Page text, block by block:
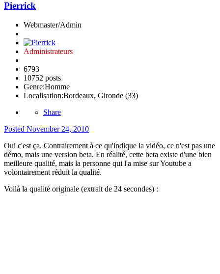
Pierrick
Webmaster/Admin
Administrateurs
6793
10752 posts
Genre:Homme
Localisation:Bordeaux, Gironde (33)
Share
Posted November 24, 2010
Oui c'est ça. Contrairement à ce qu'indique la vidéo, ce n'est pas une
démo, mais une version beta. En réalité, cette beta existe d'une bien
meilleure qualité, mais la personne qui l'a mise sur Youtube a
volontairement réduit la qualité.
Voilà la qualité originale (extrait de 24 secondes) :